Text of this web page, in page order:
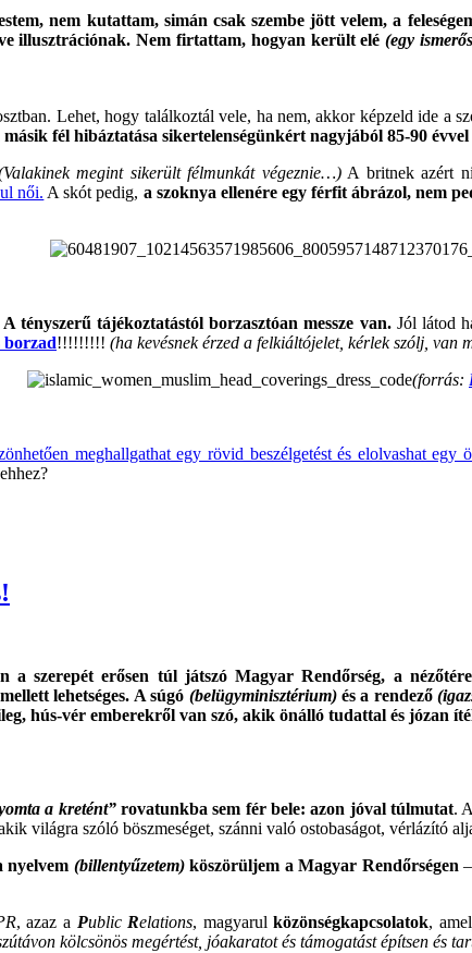
nem kutattam, simán csak szembe jött velem, a
illusztrációnak. Nem firtattam, hogyan került elé(egy
Lehet, hogy találkoztál vele, ha nem, akkor képzeld ide a
fél hibáztatása sikertelenségünkért nagyjából 85-90
megint sikerült félmunkát végeznie…)A britnek azért
női. A skót pedig, a szoknya ellenére egy férfit ábrázol, nem
tényszerű tájékoztatástól borzasztóan messze van. Jól látod
borzad!!!!!!!!! (ha kevésnek érzed a felkiáltójelet, kérlek szólj, van
(forrás:
meghallgathat egy rövid beszélgetést és elolvashat egy
a szerepét erősen túl játszó Magyar Rendőrség, a
lehetséges. A súgó (belügyminisztérium)és a rendező
hús-vér emberekről van szó, akik önálló tudattal és józan
a kretént”rovatunkba sem fér bele: azon jóval túlmutat.
világra szóló böszmeséget, szánni való ostobaságot, vérlázító
nyelvem (billentyűzetem)köszörüljem a Magyar Rendőrségen
, azaz a Public Relations, magyarulközönségkapcsolatok,
kölcsönös megértést, jóakaratot és támogatást építsen és